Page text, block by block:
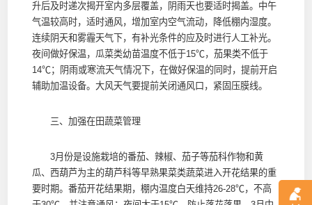
升后及时递次揭开室内多层覆盖，阴雨天也要适时揭盖。中午
气温较高时，适时通风，增加室内空气流动，降低棚内湿度。
连续阴天和雾霾天气下，有补光条件的应及时进行人工补光。
夜间做好保温，瓜菜类幼苗温度不低于15℃，茄果类不低于
14℃；阴雨或寒流天气情况下，在做好保温的同时，提前开启
辅助加温设备。大风天气要提前关闭通风口，紧固压膜线。
三、加强在田蔬菜管理
3月份是设施栽培的番茄、辣椒、茄子等茄科作物和黄
瓜、西葫芦为主的葫芦科等早熟果菜类蔬菜进入开花结果的重
要时期。番茄开花结果期，棚内温度白天维持26-28℃，不高